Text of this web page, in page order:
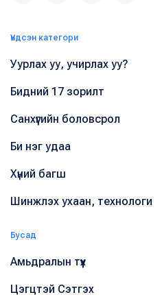
Үндсэн категори
Уурлах уу, учирлах уу?
Бидний 17 зорилт
Санхүүгийн боловсрол
Би нэг удаа
Хүний багш
Шинжлэх ухаан, технологи
Бусад
Амьдралын түүх
Цэгцтэй Сэтгэх